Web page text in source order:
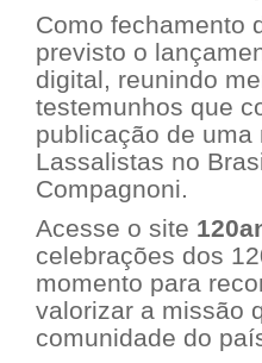
Como fechamento
previsto o
digital, reunindo
testemunhos que
publicação de uma
Lassalistas no
Compagnoni.
Acesse o site
celebrações dos
momento para
valorizar a missão
comunidade do